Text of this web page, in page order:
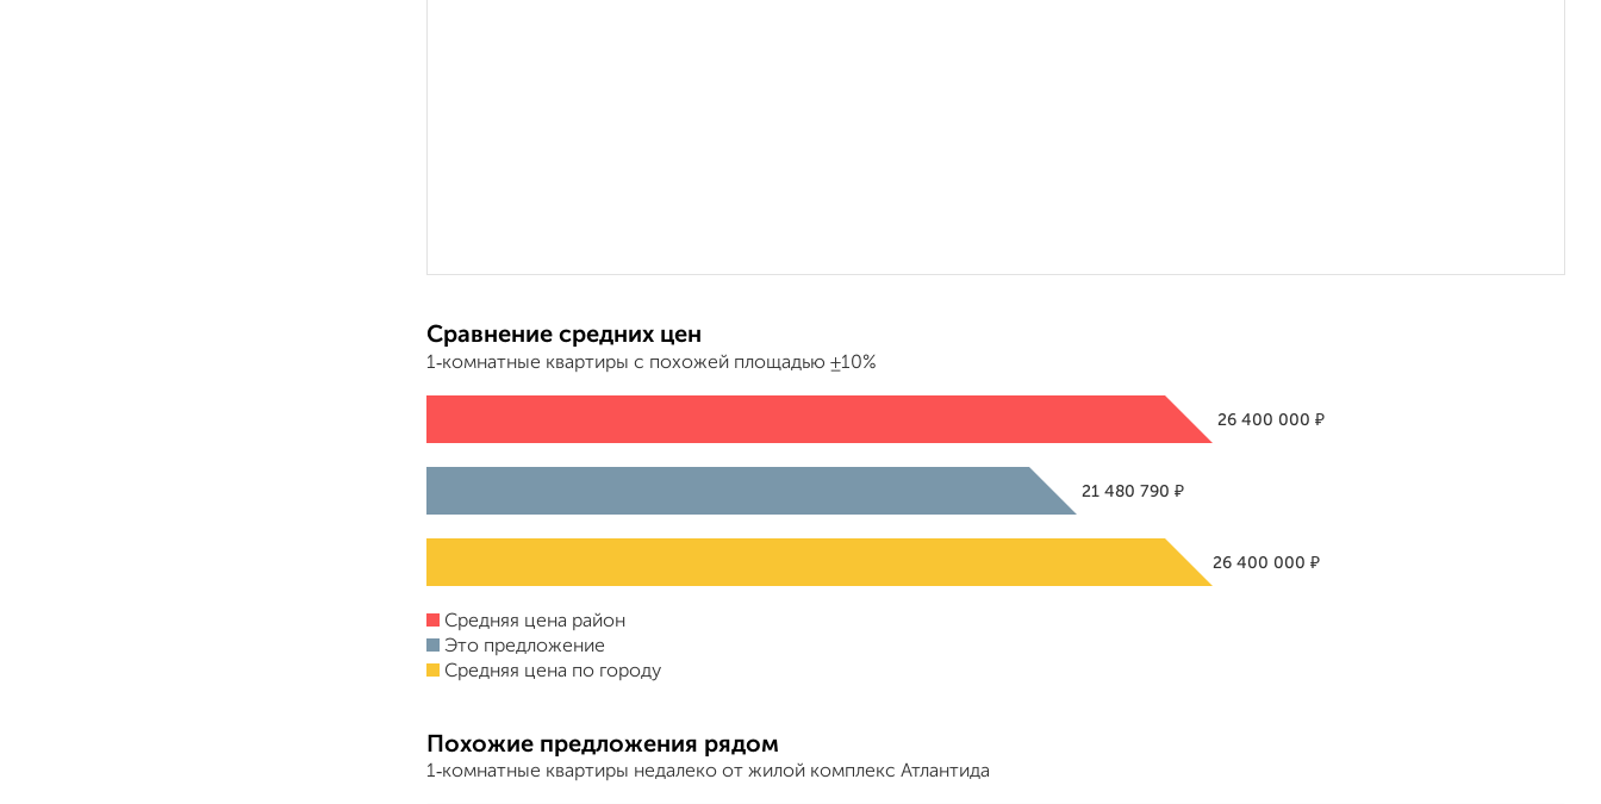
Сравнение средних цен
1‑комнатные квартиры с похожей площадью ±10%
26 400 000₽
21 480 790 ₽
26 400 000₽
Средняя цена район
Это предложение
Средняя цена по городу
Похожие предложения рядом
1‑комнатные квартиры недалеко от жилой комплекс Атлантида